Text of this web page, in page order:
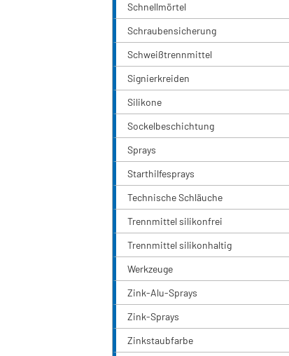
Schnellmörtel
Schraubensicherung
Schweißtrennmittel
Signierkreiden
Silikone
Sockelbeschichtung
Sprays
Starthilfesprays
Technische Schläuche
Trennmittel silikonfrei
Trennmittel silikonhaltig
Werkzeuge
Zink-Alu-Sprays
Zink-Sprays
Zinkstaubfarbe